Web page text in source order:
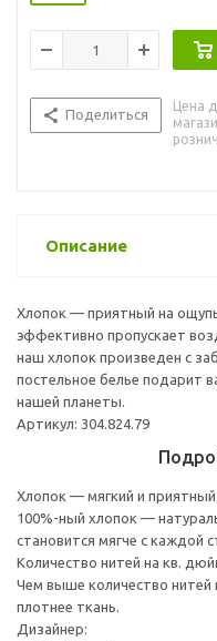
Поделиться
Цена
Описание
Хлопок — приятный на
эффективно пропускает
наш хлопок произведен с
постельное белье подарит
нашей планеты.
Артикул: 304.824.79
Хлопок — мягкий и
100%-ный хлопок —
становится мягче с каждой
Количество нитей на кв.
Чем выше количество
плотнее ткань.
Дизайнер: